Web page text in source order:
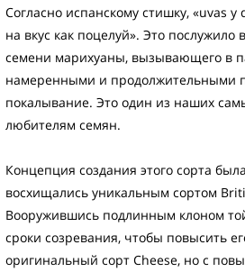
Согласно испанскому стишку, «uvas
на вкус как поцелуй». Это
семени марихуаны, вызывающего в
намеренными и продолжительными
покалывание. Это один из наших
любителям семян.
Концепция создания этого сорта
восхищались уникальным сортом
Вооружившись подлинным клоном
сроки созревания, чтобы повысить
оригинальный сорт Cheese, но с